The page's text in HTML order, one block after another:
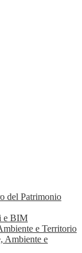
del Patrimonio
e BIM
e Territorio
Ambiente e